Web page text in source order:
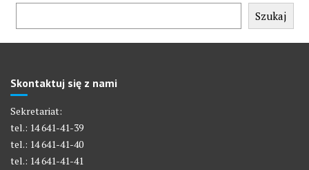
Szukaj
Skontaktuj się z nami
Sekretariat:
tel.: 14 641-41-39
tel.: 14 641-41-40
tel.: 14 641-41-41